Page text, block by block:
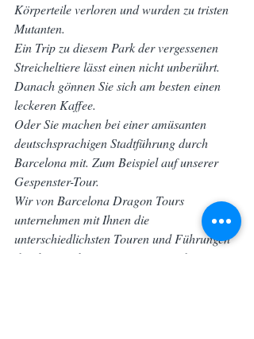
Körperteile verloren und wurden zu tristen
Mutanten.
Ein Trip zu diesem Park der vergessenen
Streicheltiere lässt einen nicht unberührt.
Danach gönnen Sie sich am besten einen
leckeren Kaffee.
Oder Sie machen bei einer amüsanten
deutschsprachigen Stadtführung durch
Barcelona mit. Zum Beispiel auf unserer
Gespenster-Tour.
Wir von Barcelona Dragon Tours
unternehmen mit Ihnen die
unterschiedlichsten Touren und Führungen
durch Barcelona. Die Touren sind auf